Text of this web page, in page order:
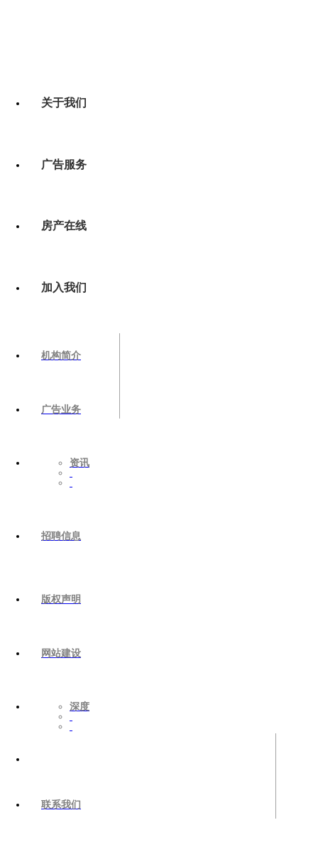
关于我们
广告服务
房产在线
加入我们
机构简介
广告业务
资讯
招聘信息
版权声明
网站建设
深度
联系我们